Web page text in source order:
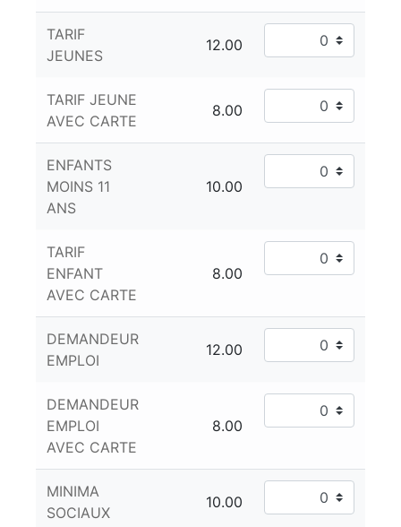
TARIF
JEUNES
TARIF JEUNE
AVEC CARTE
ENFANTS
MOINS 11
ANS
TARIF
ENFANT
AVEC CARTE
DEMANDEUR
EMPLOI
DEMANDEUR
EMPLOI
AVEC CARTE
MINIMA
SOCIAUX